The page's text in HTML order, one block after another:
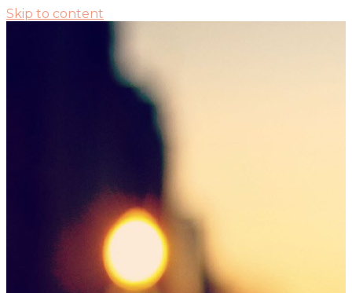
Skip to content